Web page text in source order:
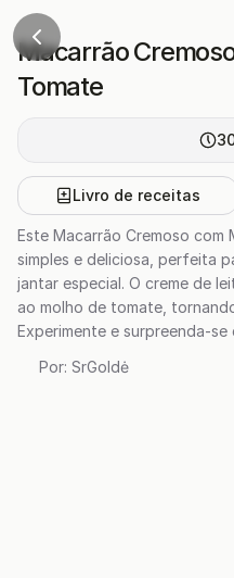
Macarrão
Tomate
Livro de receitas
Este Macarrão Cremoso com
simples e deliciosa, perfeita
jantar especial. O creme de
ao molho de tomate,
Experimente e surpreenda-se
Por: SrGoldė